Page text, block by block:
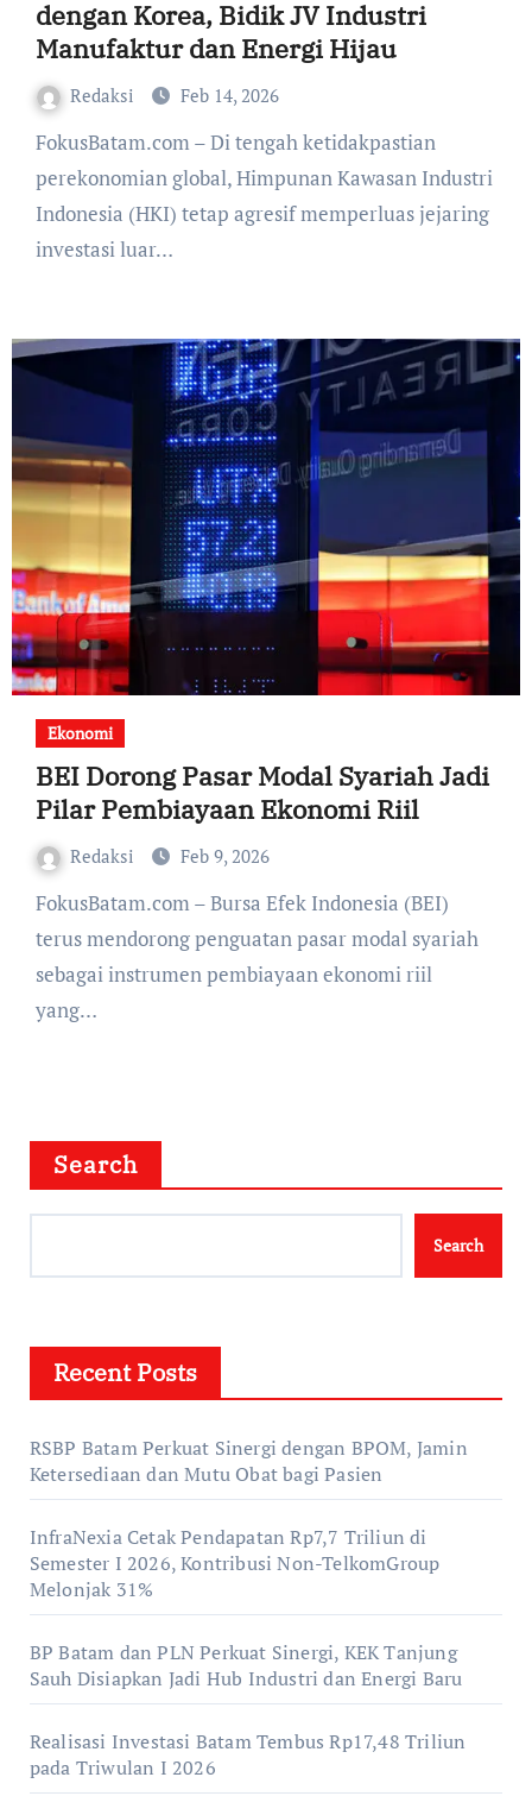
dengan Korea, Bidik JV Industri
Manufaktur dan Energi Hijau
Redaksi Feb 14, 2026
FokusBatam.com – Di tengah ketidakpastian
perekonomian global, Himpunan Kawasan Industri
Indonesia (HKI) tetap agresif memperluas jejaring
investasi luar…
Ekonomi
BEI Dorong Pasar Modal Syariah Jadi
Pilar Pembiayaan Ekonomi Riil
Redaksi Feb 9, 2026
FokusBatam.com – Bursa Efek Indonesia (BEI)
terus mendorong penguatan pasar modal syariah
sebagai instrumen pembiayaan ekonomi riil
yang…
Search
Search
Recent Posts
RSBP Batam Perkuat Sinergi dengan BPOM, Jamin
Ketersediaan dan Mutu Obat bagi Pasien
InfraNexia Cetak Pendapatan Rp7,7 Triliun di
Semester I 2026, Kontribusi Non-TelkomGroup
Melonjak 31%
BP Batam dan PLN Perkuat Sinergi, KEK Tanjung
Sauh Disiapkan Jadi Hub Industri dan Energi Baru
Realisasi Investasi Batam Tembus Rp17,48 Triliun
pada Triwulan I 2026